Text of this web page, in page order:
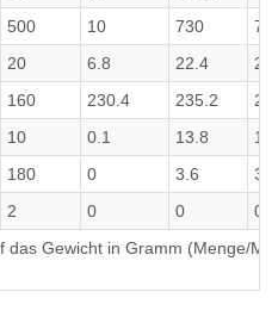
500 10 730
20 6.8 22.4
160 230.4 235.2
10 0.1 13.8
180 0 3.6
3.6
2 0 0
0
das Gewicht in Gramm (Menge/